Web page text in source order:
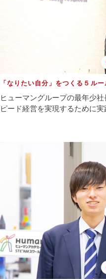
「なりたい自分」をつくる５ルー
ヒューマングループの最年少
ピード経営を実現するために